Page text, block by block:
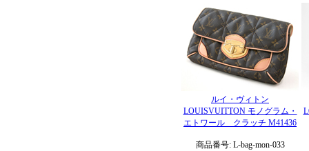
ルイ・ヴィトン
LOUISVUITTON モノグラム・
エトワール クラッチ M41436
商品番号: L-bag-mon-033